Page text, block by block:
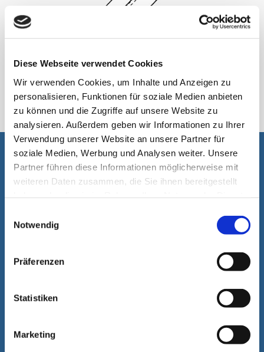
Diese Webseite verwendet Cookies
Wir verwenden Cookies, um Inhalte und Anzeigen zu
personalisieren, Funktionen für soziale Medien anbieten
zu können und die Zugriffe auf unsere Website zu
analysieren. Außerdem geben wir Informationen zu Ihrer
Verwendung unserer Website an unsere Partner für
soziale Medien, Werbung und Analysen weiter. Unsere
Partner führen diese Informationen möglicherweise mit
weiteren Daten zusammen, die Sie ihnen bereitgestellt
Notwendig
Präferenzen
Statistiken
Marketing
StickPack
It is our pleasure to assist you